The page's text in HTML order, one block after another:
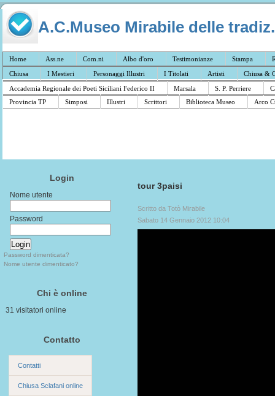
A.C.Museo Mirabile delle
Home Ass.ne Com.ni Albo d'oro Testimonianze Stampa
Chiusa
I Mestieri Personaggi Illustri I Titolati Artisti
Chiusa &
Accademia Regionale dei Poeti Siciliani Federico II
Marsala S. P. Perriere
Provincia TP
Simposi Illustri Scrittori Biblioteca Museo Arco
Login
Nome utente
Password
Password dimenticata?
Nome utente dimenticato?
Chi è online
31 visitatori online
Contatto
Contatti
Chiusa Sclafani online
tour 3paisi
Scritto da Totò Mirabile
Sabato 14 Gennaio 2012 10:04